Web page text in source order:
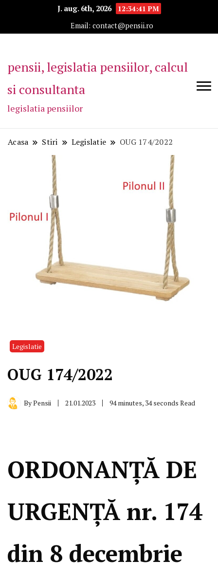
J. aug. 6th, 2026
12:34:42 PM
Email: contact@pensii.ro
pensii, legislatia pensiilor, calcul
si consultanta
legislatia pensiilor
Acasa Stiri Legislatie OUG 174/2022
Legislatie
OUG 174/2022
ByPensii 21.01.2023 94 minutes, 34 seconds Read
ORDONANȚĂ DE
URGENȚĂ nr. 174
din 8 decembrie